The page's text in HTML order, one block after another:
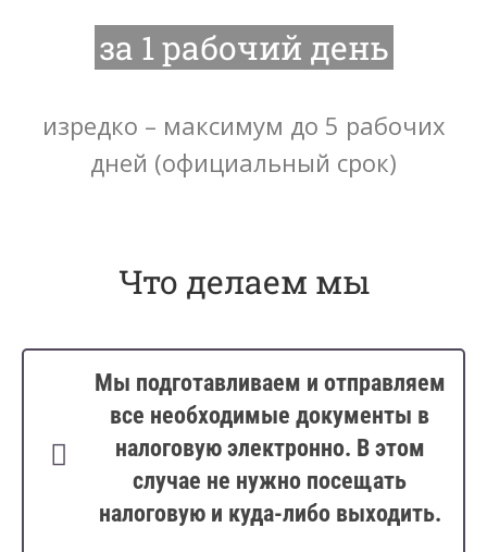
за 1 рабочий день
изредко – максимум до 5 рабочих
дней (официальный срок)
Что делаем мы
Мы подготавливаем и отправляем
все необходимые документы в
налоговую электронно. В этом
случае не нужно посещать
налоговую и куда-либо выходить.